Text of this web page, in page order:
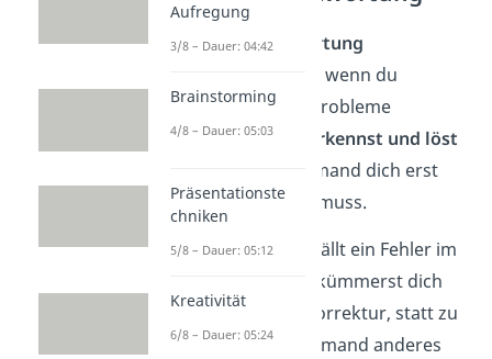
Eigenverantwortung
übernimmst du, wenn du
Aufgaben und Probleme
selbstständig
erkennst und löst
— ohne dass jemand dich erst
daran erinnern muss.
➡️ Beispiel:
Dir fällt ein Fehler im
Projekt auf. Du kümmerst dich
sofort um die Korrektur, statt zu
warten, bis es jemand anderes
Aufregung
3/8 – Dauer: 04:42
Brainstorming
4/8 – Dauer: 05:03
Präsentationste
chniken
5/8 – Dauer: 05:12
Kreativität
6/8 – Dauer: 05:24